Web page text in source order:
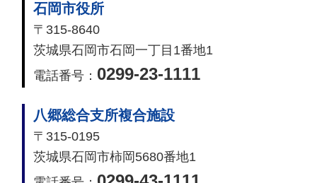
石岡市役所
〒315-8640
茨城県石岡市石岡一丁目1番地1
電話番号： 0299-23-1111
八郷総合支所複合施設
〒315-0195
茨城県石岡市柿岡5680番地1